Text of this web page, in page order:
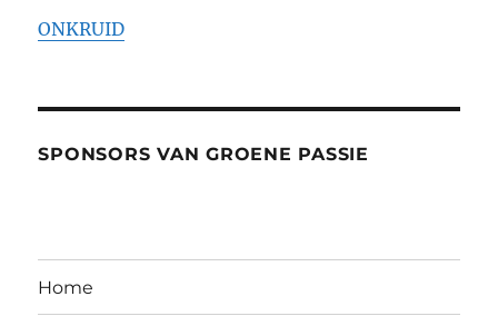
ONKRUID
SPONSORS VAN GROENE PASSIE
Home